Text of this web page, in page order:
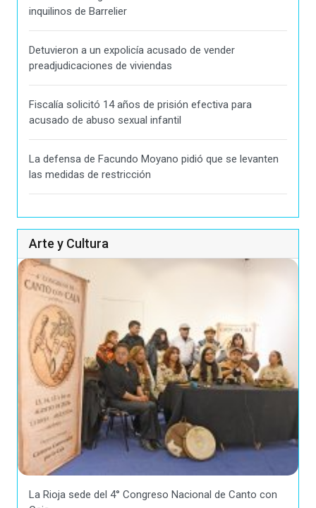
inquilinos de Barrelier
Detuvieron a un expolicía acusado de vender
preadjudicaciones de viviendas
Fiscalía solicitó 14 años de prisión efectiva para
acusado de abuso sexual infantil
La defensa de Facundo Moyano pidió que se levanten
las medidas de restricción
Arte y Cultura
La Rioja sede del 4° Congreso Nacional de Canto con